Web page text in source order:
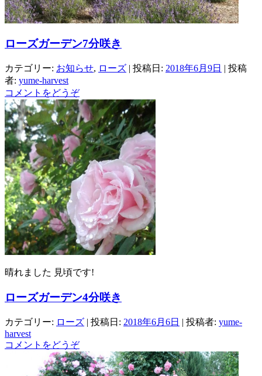
ローズガーデン7分咲き
カテゴリー: お知らせ, ローズ | 投稿日: 2018年6月9日 | 投稿
者: yume-harvest
コメントをどうぞ
晴れました 見頃です!
ローズガーデン4分咲き
カテゴリー: ローズ | 投稿日: 2018年6月6日 | 投稿者: yume-
harvest
コメントをどうぞ